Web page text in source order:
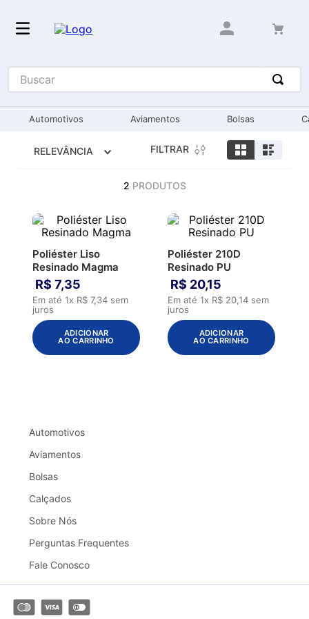
Buscar
Automotivos Aviamentos Bolsas
RELEVÂNCIA FILTRAR
2 PRODUTOS
Poliéster Liso
Resinado Magma
R$ 7,35
Em até1x R$ 7,34 sem
juros
ADICIONAR
AO CARRINHO
Poliéster 210D
Resinado PU
R$ 20,15
Em até 1x R$ 20,14 sem
juros
ADICIONAR
AO CARRINHO
Automotivos
Aviamentos
Bolsas
Calçados
Sobre Nós
Perguntas Frequentes
Fale Conosco